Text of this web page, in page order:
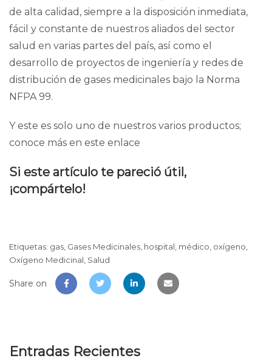
de alta calidad, siempre a la disposición inmediata,
fácil y constante de nuestros aliados del sector
salud en varias partes del país, así como el
desarrollo de proyectos de ingeniería y redes de
distribución de gases medicinales bajo la Norma
NFPA 99.
Y este es solo uno de nuestros varios productos;
conoce más en este enlace
Si este artículo te pareció útil,
¡compártelo!
Etiquetas: gas, Gases Medicinales, hospital, médico, oxígeno,
Oxígeno Medicinal, Salud
Share on
Entradas Recientes